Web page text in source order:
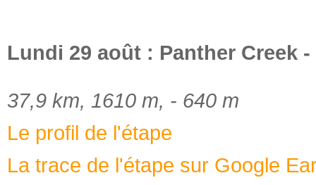
Lundi 29 août : Panther Creek
37,9 km, 1610 m, - 640 m
Le profil de l'étape
La trace de l'étape sur Google